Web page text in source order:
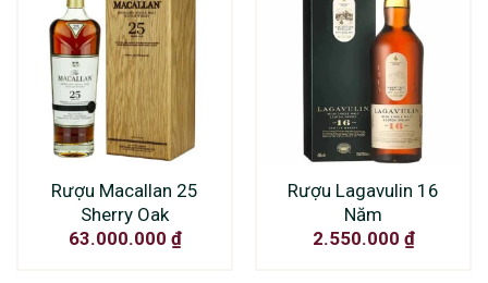
Rượu Macallan 25
Sherry Oak
63.000.000 ₫
Rượu Lagavulin 16
Năm
2.550.000 ₫